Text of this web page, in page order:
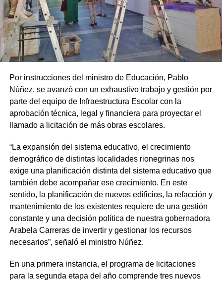
Por instrucciones del ministro de Educación, Pablo
Núñez, se avanzó con un exhaustivo trabajo y gestión por
parte del equipo de Infraestructura Escolar con la
aprobación técnica, legal y financiera para proyectar el
llamado a licitación de más obras escolares.
“La expansión del sistema educativo, el crecimiento
demográfico de distintas localidades rionegrinas nos
exige una planificación distinta del sistema educativo que
también debe acompañar ese crecimiento. En este
sentido, la planificación de nuevos edificios, la refacción y
mantenimiento de los existentes requiere de una gestión
constante y una decisión política de nuestra gobernadora
Arabela Carreras de invertir y gestionar los recursos
necesarios”, señaló el ministro Núñez.
En una primera instancia, el programa de licitaciones
para la segunda etapa del año comprende tres nuevos